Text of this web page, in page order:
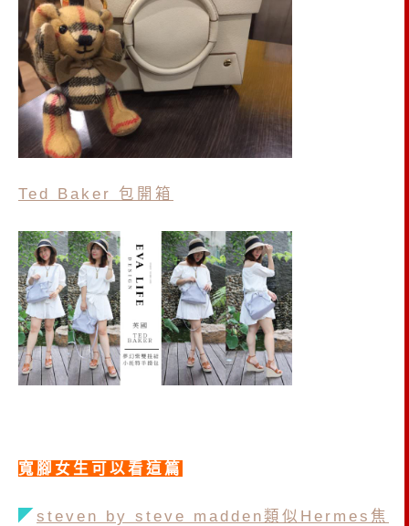
Ted Baker 包開箱
寬腳女生可以看這篇
◤ steven by steve madden類似Hermes焦